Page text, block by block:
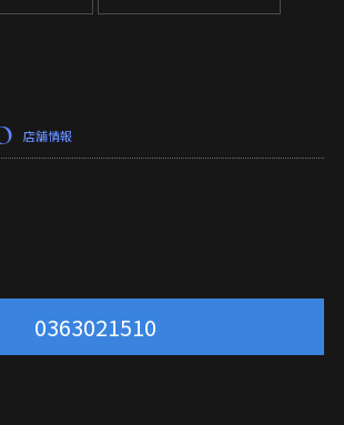
店舗情報
0363021510